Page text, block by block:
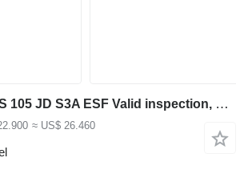
Atlas Copco QES 105 JD S3A ESF Valid inspection, Diesel, 105 k
≈ US$ 26.460